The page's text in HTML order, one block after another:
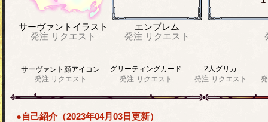
サーヴァントイラスト
発注 リクエスト
エンブレム
発注 リクエスト
サーヴァント顔アイコン
発注 リクエスト
グリーティングカード
発注 リクエスト
2人グリカ
発注 リクエスト
●自己紹介（2023年04月03日更新）